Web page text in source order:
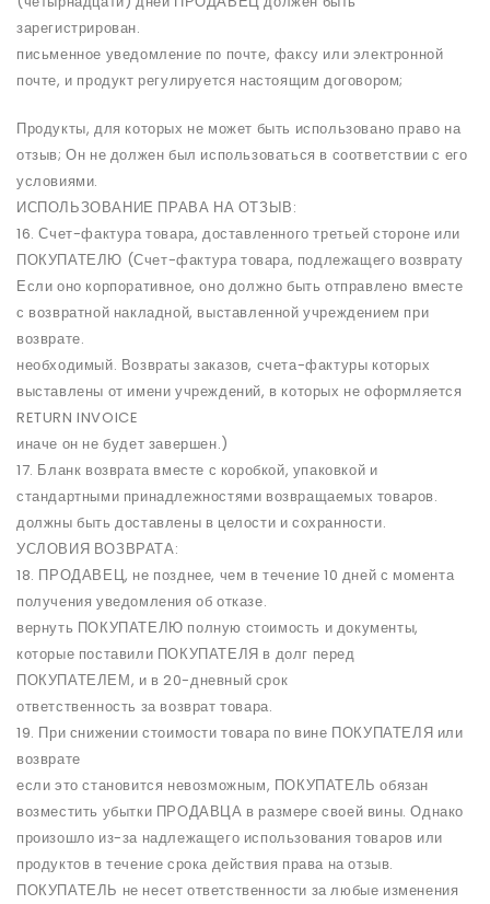
зарегистрирован.
письменное уведомление по почте, факсу или электронной
почте, и продукт регулируется настоящим договором;
Продукты, для которых не может быть использовано право на
отзыв; Он не должен был использоваться в соответствии с его
условиями.
ИСПОЛЬЗОВАНИЕ ПРАВА НА ОТЗЫВ:
16. Счет-фактура товара, доставленного третьей стороне или
ПОКУПАТЕЛЮ (Счет-фактура товара, подлежащего возврату
Если оно корпоративное, оно должно быть отправлено вместе
с возвратной накладной, выставленной учреждением при
возврате.
необходимый. Возвраты заказов, счета-фактуры которых
выставлены от имени учреждений, в которых не оформляется
RETURN INVOICE
иначе он не будет завершен.)
17. Бланк возврата вместе с коробкой, упаковкой и
стандартными принадлежностями возвращаемых товаров.
должны быть доставлены в целости и сохранности.
УСЛОВИЯ ВОЗВРАТА:
18. ПРОДАВЕЦ, не позднее, чем в течение 10 дней с момента
получения уведомления об отказе.
вернуть ПОКУПАТЕЛЮ полную стоимость и документы,
которые поставили ПОКУПАТЕЛЯ в долг перед
ПОКУПАТЕЛЕМ, и в 20-дневный срок
ответственность за возврат товара.
19. При снижении стоимости товара по вине ПОКУПАТЕЛЯ или
возврате
если это становится невозможным, ПОКУПАТЕЛЬ обязан
возместить убытки ПРОДАВЦА в размере своей вины. Однако
произошло из-за надлежащего использования товаров или
продуктов в течение срока действия права на отзыв.
ПОКУПАТЕЛЬ не несет ответственности за любые изменения